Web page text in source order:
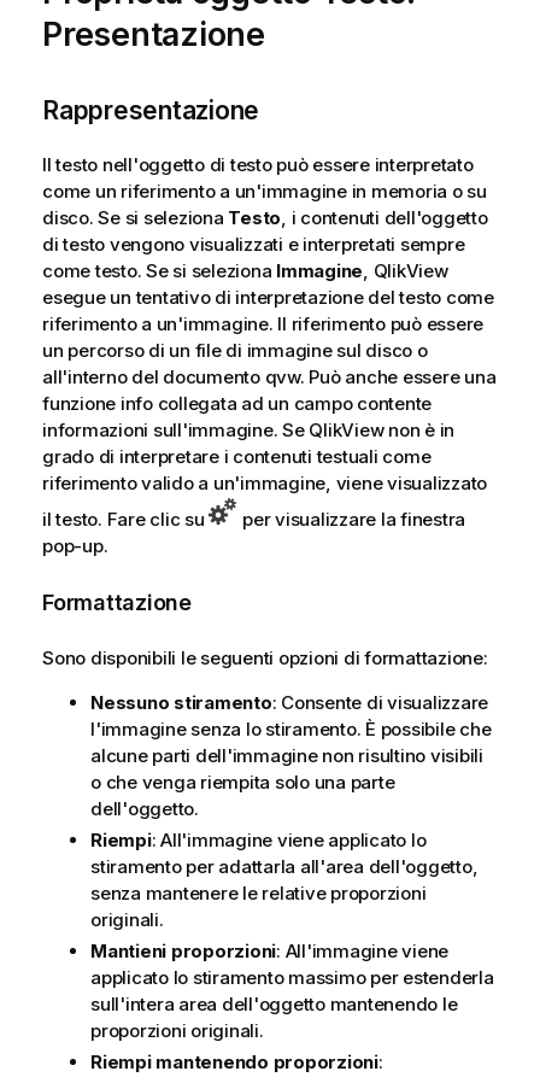
Presentazione
Rappresentazione
Il testo nell'oggetto di testo può essere interpretato
come un riferimento a un'immagine in memoria o su
disco. Se si seleziona Testo, i contenuti dell'oggetto
di testo vengono visualizzati e interpretati sempre
come testo. Se si seleziona Immagine, QlikView
esegue un tentativo di interpretazione del testo come
riferimento a un'immagine. Il riferimento può essere
un percorso di un file di immagine sul disco o
all'interno del documento qvw. Può anche essere una
funzione info collegata ad un campo contente
informazioni sull'immagine. Se QlikView non è in
grado di interpretare i contenuti testuali come
riferimento valido a un'immagine, viene visualizzato
il testo. Fare clic su
per visualizzare la finestra
pop-up.
Formattazione
Sono disponibili le seguenti opzioni di formattazione:
Nessuno stiramento: Consente di visualizzare
l'immagine senza lo stiramento. È possibile che
alcune parti dell'immagine non risultino visibili
o che venga riempita solo una parte
dell'oggetto.
Riempi: All'immagine viene applicato lo
stiramento per adattarla all'area dell'oggetto,
senza mantenere le relative proporzioni
originali.
Mantieni proporzioni: All'immagine viene
applicato lo stiramento massimo per estenderla
sull'intera area dell'oggetto mantenendo le
proporzioni originali.
Riempi mantenendo proporzioni: